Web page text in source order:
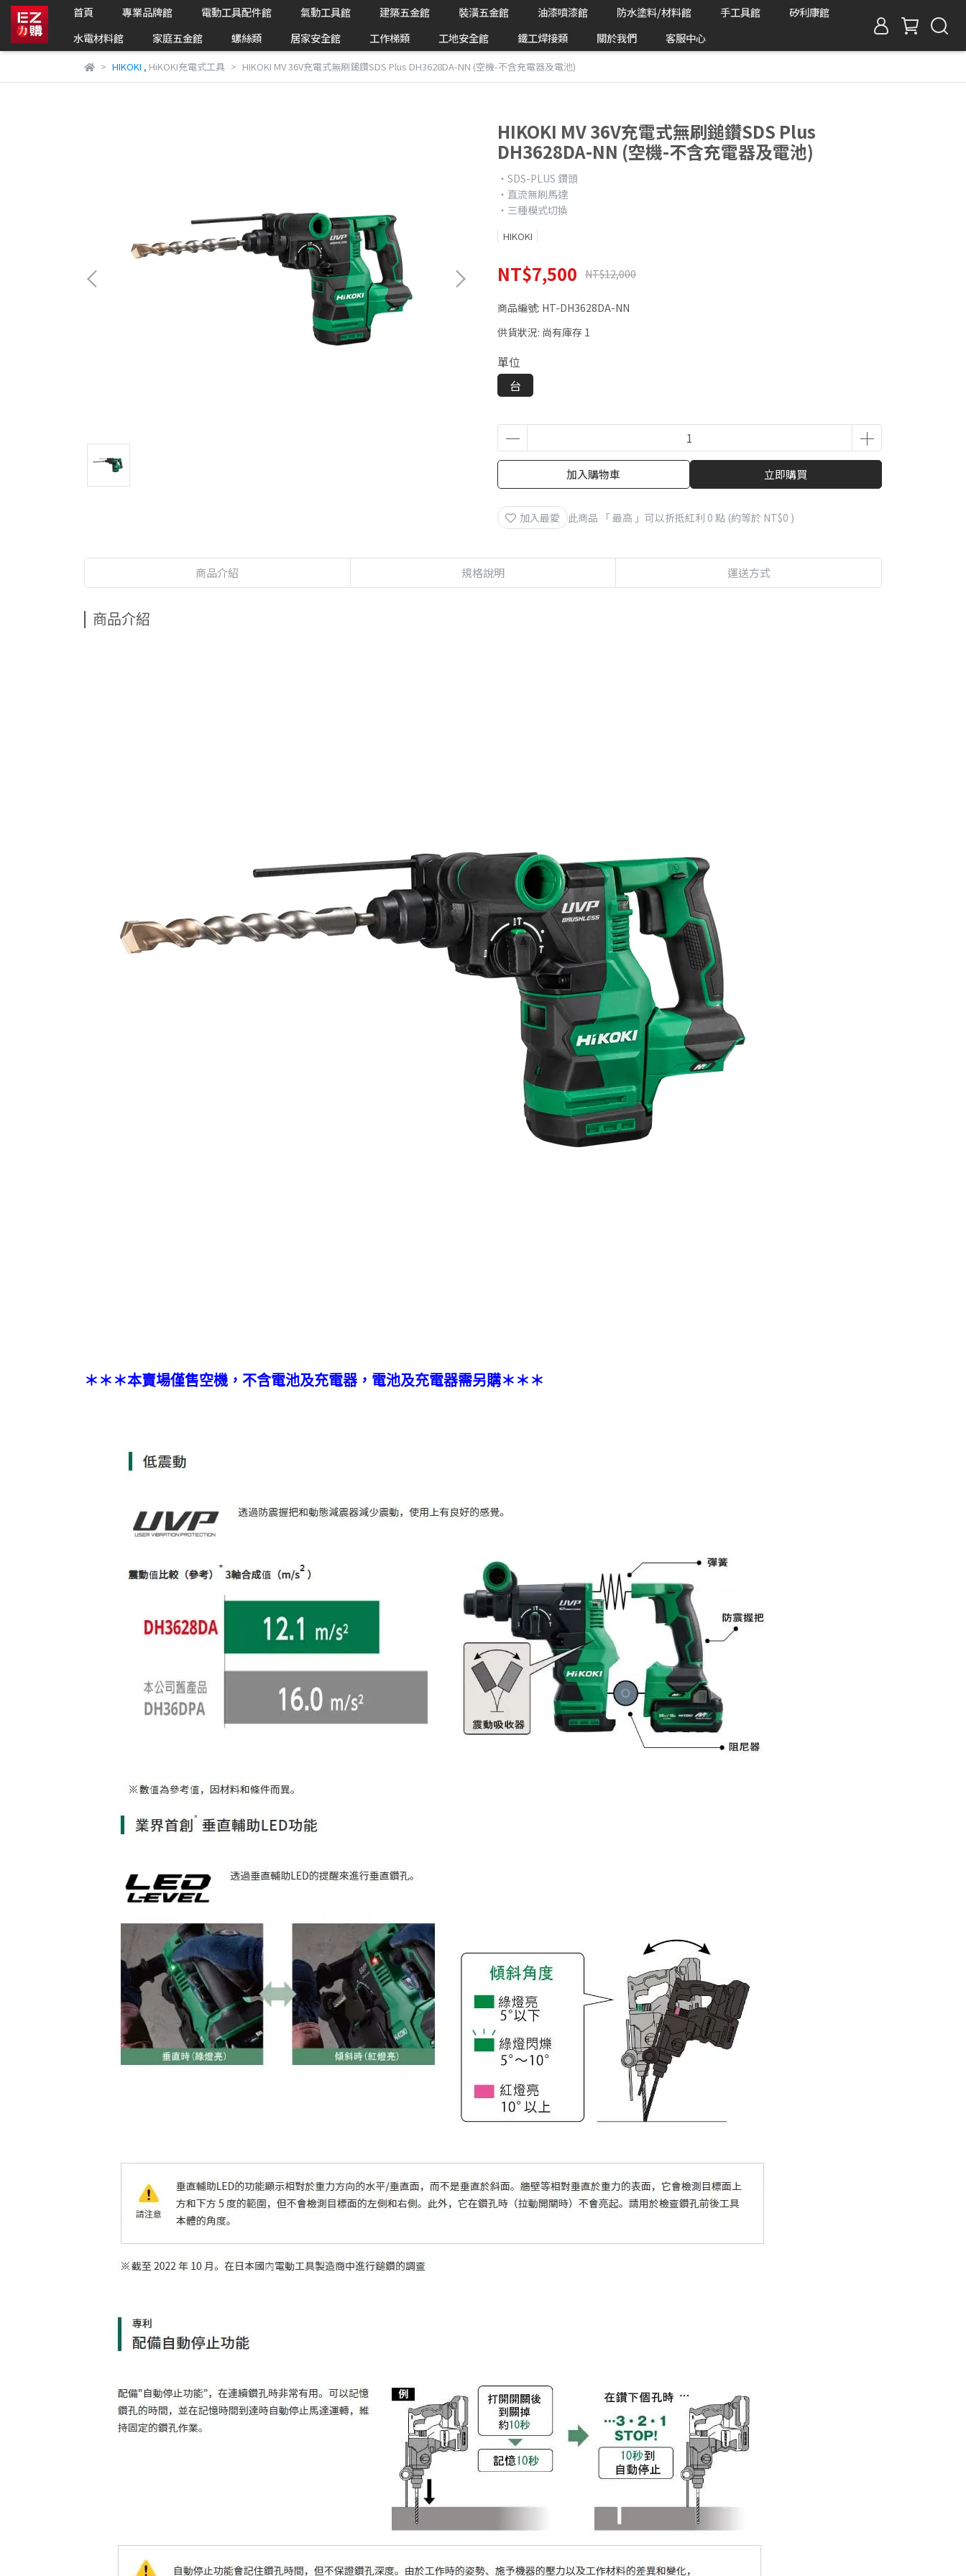
首頁 專業品牌館 電動工具配件館 氣動工具館 建築五金館 裝潢五金館 油漆噴漆館 防水塗料/材料館 手工具館
矽利康館
水電材料館
家庭五金館 螺絲類 居家安全館 工作梯類 工地安全館 鐵工焊接類 關於我們 客服中心
HIKOKI , HiKOKI充電式工具 HIKOKI MV 36V充電式無刷鎚鑽SDS Plus DH3628DA-NN (空機-不含充電器及電池)
HIKOKI MV 36V充電式無刷鎚鑽SDS Plus
DH3628DA-NN (空機-不含充電器及電池)
‧SDS-PLUS 鑽頭
‧直流無刷馬達
‧三種模式切換
HIKOKI
NT$7,500 NT$12,000
商品編號: HT-DH3628DA-NN
供貨狀況: 尚有庫存 1
單位
台
加入購物車 立即購買
加入最愛 此商品 「 最高 」可以折抵紅利 0 點 (約等於 NT$0 )
商品介紹 規格說明 運送方式
商品介紹
＊＊＊本賣場僅售空機，不含電池及充電器，電池及充電器需另購＊＊＊